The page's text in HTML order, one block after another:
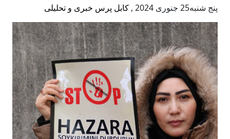
پنج شنبه25 جنوری 2024 , کابل پرس خبری و تحلیلی